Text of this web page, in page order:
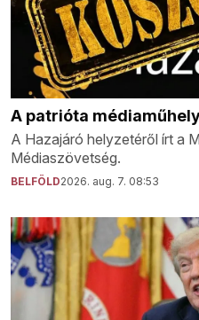
A patrióta
A Hazajáró helyzetéről írt a
Médiaszövetség.
BELFÖLD2026. aug. 7. 08:53